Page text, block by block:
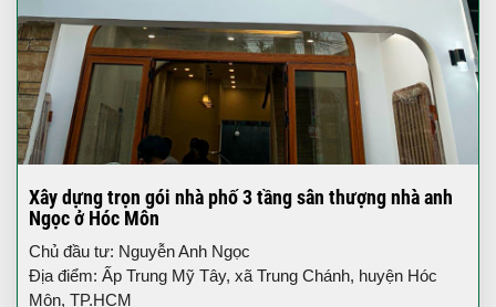
Xây dựng trọn gói nhà phố 3 tầng sân thượng nhà anh
Ngọc ở Hóc Môn
Chủ đầu tư: Nguyễn Anh Ngọc
Địa điểm: Ấp Trung Mỹ Tây, xã Trung Chánh, huyện Hóc
Môn, TP.HCM